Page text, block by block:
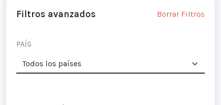
Filtros avanzados Borrar Filtros
PAÍS